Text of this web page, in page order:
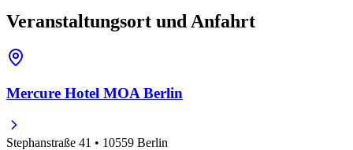
Veranstaltungsort und Anfahrt
Mercure Hotel MOA Berlin
Stephanstraße 41 • 10559 Berlin